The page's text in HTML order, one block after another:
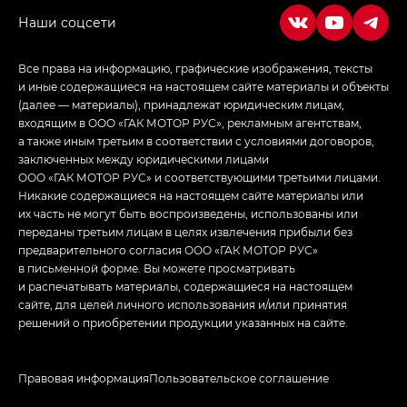
Все права на информацию, графические изображения, тексты
и иные содержащиеся на настоящем сайте материалы и объекты
(далее — материалы), принадлежат юридическим лицам,
входящим в ООО «ГАК МОТОР РУС», рекламным агентствам,
а также иным третьим в соответствии с условиями договоров,
заключенных между юридическими лицами
ООО «ГАК МОТОР РУС» и соответствующими третьими лицами.
Никакие содержащиеся на настоящем сайте материалы или
их часть не могут быть воспроизведены, использованы или
переданы третьим лицам в целях извлечения прибыли без
предварительного согласия ООО «ГАК МОТОР РУС»
в письменной форме. Вы можете просматривать
и распечатывать материалы, содержащиеся на настоящем
сайте, для целей личного использования и/или принятия
решений о приобретении продукции указанных на сайте.
Правовая информацияПользовательское соглашение